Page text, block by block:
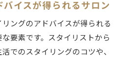
バイスが得られるサロン
ングのアドバイスが得られる
要素です。スタイリストから
でのスタイリングのコツや、